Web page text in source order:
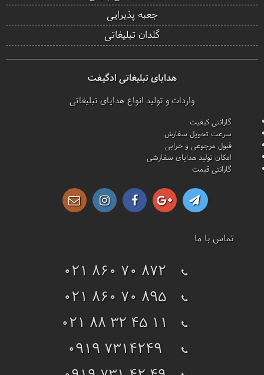
جعبه پذیرایی
گلدان تبلیغاتی
هدایای تبلیغاتی ادگیفت
واردات و تولید انواع هدایای تبلیغاتی
گارانتی کیفیت
سرعت تحویل سفارش
قبول مرجوعی و خرابی
امکان تولید هدایای سفارشی
گارانتی قیمت
تماس با ما
021 860 70 872
021 860 70 895
021 88 32 45 11
0919 7314249